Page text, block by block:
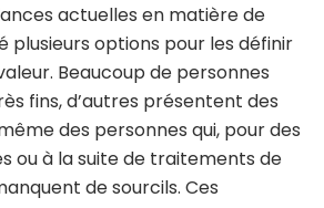
actuelles en matière de
plusieurs options pour les définir
Beaucoup de personnes
fins, d’autres présentent des
des personnes qui, pour des
ou à la suite de traitements de
de sourcils. Ces